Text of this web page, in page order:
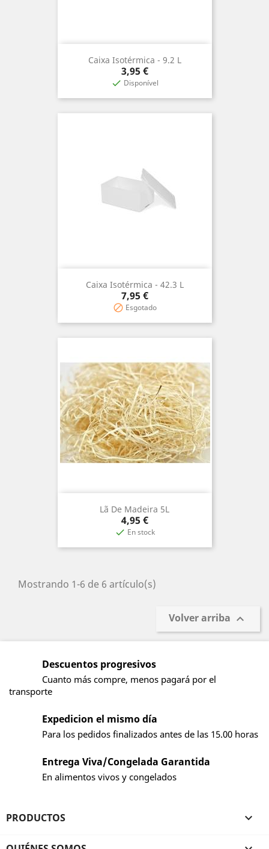
Caixa Isotérmica - 9.2 L
Precio
3,95 €
 Disponível
Caixa Isotérmica - 42.3 L
Precio
7,95 €
 Esgotado
Lã De Madeira 5L
Precio
4,95 €
 En stock
Mostrando 1-6 de 6 artículo(s)
Volver arriba 
Descuentos progresivos
Cuanto más compre, menos pagará por el
transporte
Expedicion el mismo día
Para los pedidos finalizados antes de las 15.00 horas
Entrega Viva/Congelada Garantida
En alimentos vivos y congelados
PRODUCTOS 